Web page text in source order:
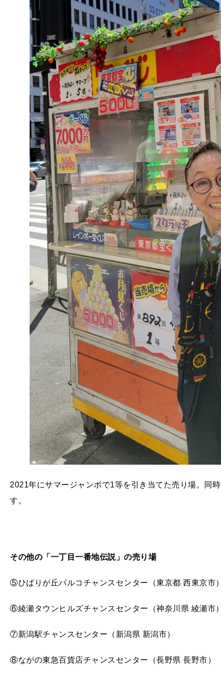
2021年にサマージャンボで1等を引き当てた売り場。同
す。
その他の「一丁目一番地伝説」の売り場
⑤ひばりが丘パルコチャンスセンター（東京都 西東京市
⑥綾瀬タウンヒルズチャンスセンター（神奈川県 綾瀬市
⑦新潟駅チャンスセンター（新潟県 新潟市）
⑧ながの東急百貨店チャンスセンター（長野県 長野市）